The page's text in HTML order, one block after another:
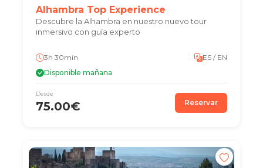
Alhambra Top Experience
Descubre la Alhambra en nuestro nuevo tour
inmersivo con guía experto
3h 30min
ES / EN
Disponible mañana
Desde
75.00€ Reservar